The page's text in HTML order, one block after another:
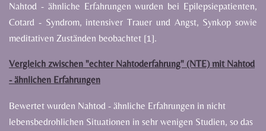
Nahtod - ähnliche Erfahrungen wurden bei Epilepsiepatienten,
Cotard - Syndrom, intensiver Trauer und Angst, Synkop sowie
meditativen Zuständen beobachtet [1].
Vergleich zwischen "echter Nahtoderfahrung" (NTE) mit Nahtod
- ähnlichen Erfahrungen
Bewertet wurden Nahtod - ähnliche Erfahrungen in nicht
lebensbedrohlichen Situationen in sehr wenigen Studien, so das